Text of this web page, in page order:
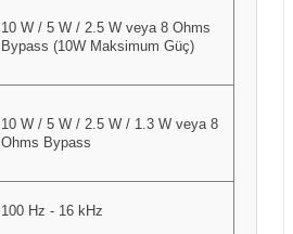
10 W / 5 W / 2.5 W veya 8 Ohms
Bypass (10W Maksimum Güç)
10 W / 5 W / 2.5 W / 1.3 W veya 8
Ohms Bypass
100 Hz - 16 kHz